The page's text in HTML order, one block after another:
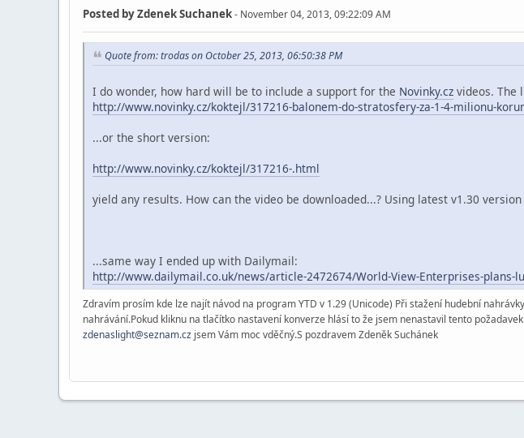
Posted byZdenek Suchanek- November 04, 2013, 09:22:09 AM
Quote from: trodas on October 25, 2013, 06:50:38 PM
I do wonder, how hard will be to include a support for the Novinky.cz videos. The
http://www.novinky.cz/koktejl/317216-balonem-do-stratosfery-za-1-4-milionu-
...or the short version:
http://www.novinky.cz/koktejl/317216-.html
yield any results. How can the video be downloaded...? Using latest v1.30 version
...same way I ended up with Dailymail:
http://www.dailymail.co.uk/news/article-2472674/World-View-Enterprises-plans-
Zdravím prosím kde lze najít návod na program YTD v 1.29 (Unicode) Při stažení hudební
nahrávání.Pokud kliknu na tlačítko nastavení konverze hlásí to že jsem nenastavil tento
zdenaslight@seznam.cz jsem Vám moc vděčný.S pozdravem Zdeněk Suchánek